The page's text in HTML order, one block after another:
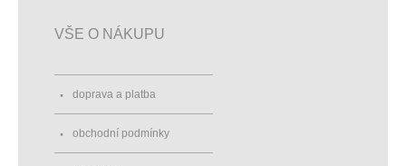
VŠE O NÁKUPU
doprava a platba
obchodní podmínky